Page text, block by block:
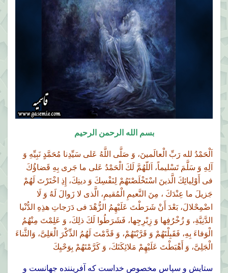
بسم الله الرحمن الرحيم
اَلْحَمْدُ لله رَبِّ الْعالَمينَ، وَ صَلَّى اللَّهُ عَلى سَيِّدِنا مُحَمَّدٍ نَبِيِّهِ وَ
آلِهِ وَ سَلَّمَ تَسْليماً، اَللّهُمَّ لَكَ الْحَمْدُ عَلى ما جَرى بِهِ قَضاؤُكَ
فى أَوْلِيائِكَ الَّذينَ اسْتَخْلَصْتَهُمْ لِنَفْسِكَ وَ دينِكَ، إِذِ اخْتَرْتَ لَهُمْ
جَزيلَ ما عِنْدَكَ ، مِنَ النَّعيمِ الْمُقيمِ، الَّذى لا زَوالَ لَهُ وَ لَا
اضْمِحْلالَ، بَعْدَ أَنْ شَرَطْتَ عَلَيْهِمُ الزُّهْدَ فى دَرَجاتِ هذِهِ الدُّنْيا
الدَّنِيَّةِ، وَ زُخْرُفِها وَ زِبْرِجِها، فَشَرَطُوا لَكَ ذلِكَ، وَ عَلِمْتَ مِنْهُمُ
الْوَفاءَ بِهِ، فَقَبِلْتَهُمْ وَ قَرَّبْتَهُمْ، وَ قَدَّمْتَ لَهُمُ الذِّكْرَ الْعَلِىَّ، وَالثَّناءَ
الْجَلِىَّ، وَ أَهْبَطْتَ عَلَيْهِمْ مَلائِكَتَكَ، وَ كَرَّمْتَهُمْ بِوَحْيِكَ
ستايش و سپاس مخصوص خداست كه آفريننده جهانست و